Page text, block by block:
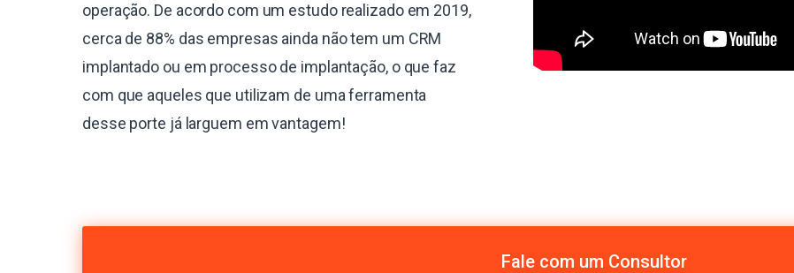
operação. De acordo com um estudo realizado em 2019,
cerca de 88% das empresas ainda não tem um CRM
implantado ou em processo de implantação, o que faz
com que aqueles que utilizam de uma ferramenta
desse porte já larguem em vantagem!
Fale com um Consultor